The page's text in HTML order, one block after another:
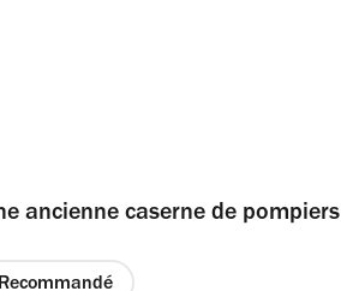
ancienne caserne de pompiers
Recommandé